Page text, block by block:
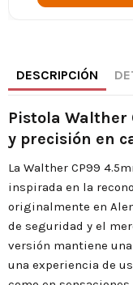
DESCRIPCIÓN
Pistola Walther
y precisión en
La Walther CP99
inspirada en la
originalmente en
de seguridad y el
versión mantiene
una experiencia de